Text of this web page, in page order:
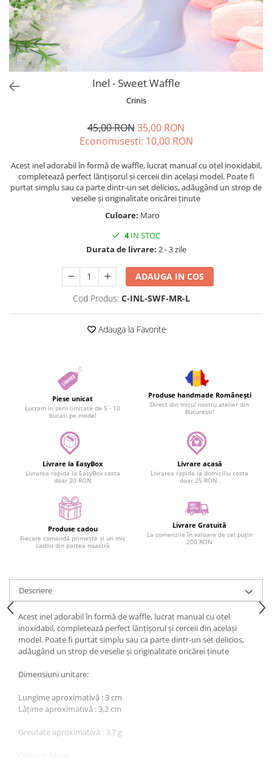
Friends
Fructe
Fundite
Monstera
Neon Collection
Tiny but Mighty
White Sensation
Inel - Sweet Waffle
Crinis
45,00 RON35,00 RON
Economisesti: 10,00 RON
Acest inel adorabil în formă de waffle, lucrat manual cu oțel inoxidabil,
completează perfect lănțișorul și cerceii din același model. Poate fi
purtat simplu sau ca parte dintr-un set delicios, adăugând un strop de
veselie și originalitate oricărei ținute
Culoare: Maro
4IN STOC
Durata de livrare: 2 - 3 zile
ADAUGA IN COS
Cod Produs: C-INL-SWF-MR-L
Adauga la Favorite
Piese unicat
Lucram in serii limitate de 5 - 10
bucati pe model
Produse handmade Românești
Direct din micul nostru atelier din
București!
Livrare la EasyBox
Livrarea rapida la EasyBox costa
doar 20 RON
Livrare acasă
Livrarea rapida la domiciliu costa
doar 25 RON.
Produse cadou
Fiecare comandă primește și un mic
cadou din partea noastră
Livrare Gratuită
La comenzile în valoare de cel puțin
200 RON
Descriere
Acest inel adorabil în formă de waffle, lucrat manual cu oțel
inoxidabil, completează perfect lănțișorul și cerceii din același
model. Poate fi purtat simplu sau ca parte dintr-un set delicios,
adăugând un strop de veselie și originalitate oricărei ținute
Dimensiuni unitare:
Lungime aproximativă : 3 cm
Lățime aproximativă : 3,2 cm
Greutate aproximativă : 3,7 g